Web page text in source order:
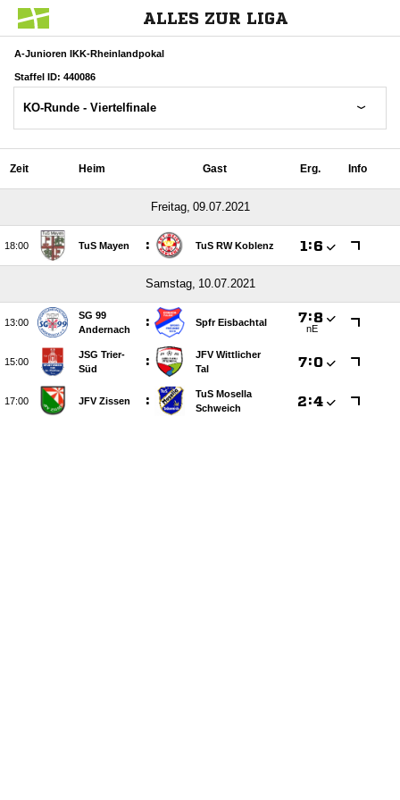
ALLES ZUR LIGA
A-Junioren IKK-Rheinlandpokal
Staffel ID: 440086
KO-Runde - Viertelfinale
Zeit Heim Gast Erg. Info
 
 TuS Mayen : TuS RW Koblenz  :
 

SG 99
Andernach
: Spfr Eisbachtal :
nE

JSG Trier-
Süd
:
JFV Wittlicher
Tal
:
 JFV Zissen :
TuS Mosella
Schweich
: